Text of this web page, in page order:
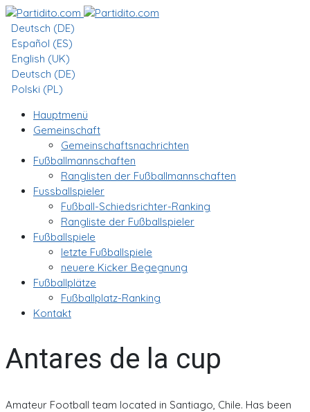
Deutsch (DE)
Español (ES)
English (UK)
Deutsch (DE)
Polski (PL)
Hauptmenü
Gemeinschaft
Gemeinschaftsnachrichten
Fußballmannschaften
Ranglisten der Fußballmannschaften
Fussballspieler
Fußball-Schiedsrichter-Ranking
Rangliste der Fußballspieler
Fußballspiele
letzte Fußballspiele
neuere Kicker Begegnung
Fußballplätze
Fußballplatz-Ranking
Kontakt
Antares de la cup
Amateur Football team located in Santiago, Chile. Has been